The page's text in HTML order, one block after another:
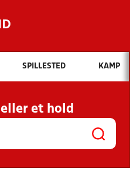
Hvad vil du søge efter?
OG NYHEDER
KLUBBER OG
SPILLESTED KAMP
et hold